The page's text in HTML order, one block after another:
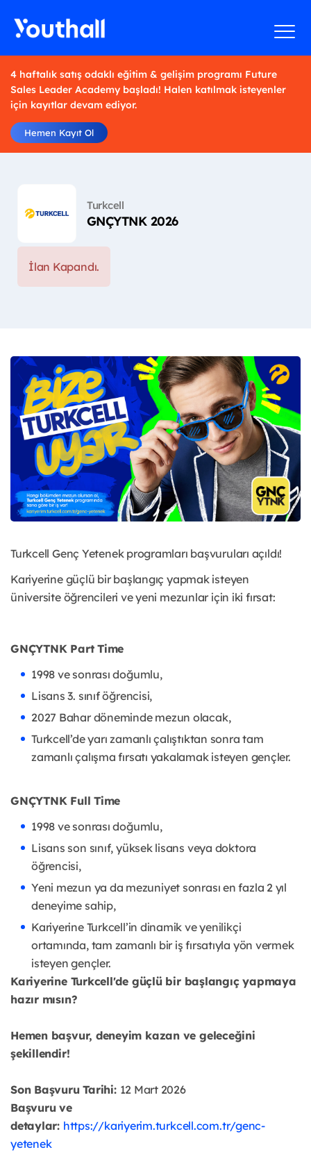
4 haftalık satış odaklı eğitim & gelişim programı Future
Sales Leader Academy başladı! Halen katılmak isteyenler
için kayıtlar devam ediyor.
Hemen Kayıt Ol
Turkcell
GNÇYTNK 2026
İlan Kapandı.
Turkcell Genç Yetenek programları başvuruları açıldı!
Kariyerine güçlü bir başlangıç yapmak isteyen
üniversite öğrencileri ve yeni mezunlar için iki fırsat:
GNÇYTNK Part Time
1998 ve sonrası doğumlu,
Lisans 3. sınıf öğrencisi,
2027 Bahar döneminde mezun olacak,
Turkcell’de yarı zamanlı çalıştıktan sonra tam
zamanlı çalışma fırsatı yakalamak isteyen gençler.
GNÇYTNK Full Time
1998 ve sonrası doğumlu,
Lisans son sınıf, yüksek lisans veya doktora
öğrencisi,
Yeni mezun ya da mezuniyet sonrası en fazla 2 yıl
deneyime sahip,
Kariyerine Turkcell’in dinamik ve yenilikçi
ortamında, tam zamanlı bir iş fırsatıyla yön vermek
isteyen gençler.
Kariyerine Turkcell'de güçlü bir başlangıç yapmaya
hazır mısın?
Hemen başvur, deneyim kazan ve geleceğini
şekillendir!
Son Başvuru Tarihi: 12 Mart 2026
Başvuru ve
detaylar: https://kariyerim.turkcell.com.tr/genc-
yetenek